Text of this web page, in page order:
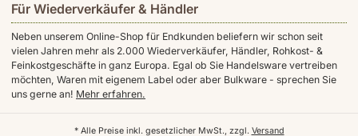
Für Wiederverkäufer & Händler
Neben unserem Online-Shop für Endkunden beliefern wir schon seit
vielen Jahren mehr als 2.000 Wiederverkäufer, Händler, Rohkost- &
Feinkostgeschäfte in ganz Europa. Egal ob Sie Handelsware vertreiben
möchten, Waren mit eigenem Label oder aber Bulkware - sprechen Sie
uns gerne an! Mehr erfahren.
* Alle Preise inkl. gesetzlicher MwSt., zzgl. Versand